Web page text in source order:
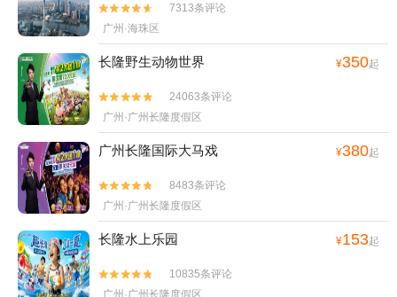


7313条评论
广州·海珠区
长隆野生动物世界 ¥350起


24063条评论
广州·广州长隆度假区
广州长隆国际大马戏 ¥380起


8483条评论
广州·广州长隆度假区
长隆水上乐园 ¥153起


10835条评论